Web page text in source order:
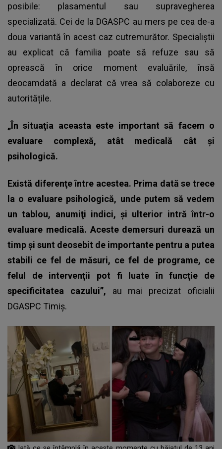
posibile: plasamentul sau supravegherea
specializată. Cei de la DGASPC au mers pe cea de-a
doua variantă în acest caz cutremurător. Specialiștii
au explicat că familia poate să refuze sau să
oprească în orice moment evaluările, însă
deocamdată a declarat că vrea să colaboreze cu
autoritățile.
„În situaţia aceasta este important să facem o
evaluare complexă, atât medicală cât şi
psihologică.
Există diferenţe între acestea. Prima dată se trece
la o evaluare psihologică, unde putem să vedem
un tablou, anumiţi indici, şi ulterior intră într-o
evaluare medicală. Aceste demersuri durează un
timp şi sunt deosebit de importante pentru a putea
stabili ce fel de măsuri, ce fel de programe, ce
felul de intervenţii pot fi luate în funcţie de
specificitatea cazului”, au mai precizat oficialii
DGASPC Timiş.